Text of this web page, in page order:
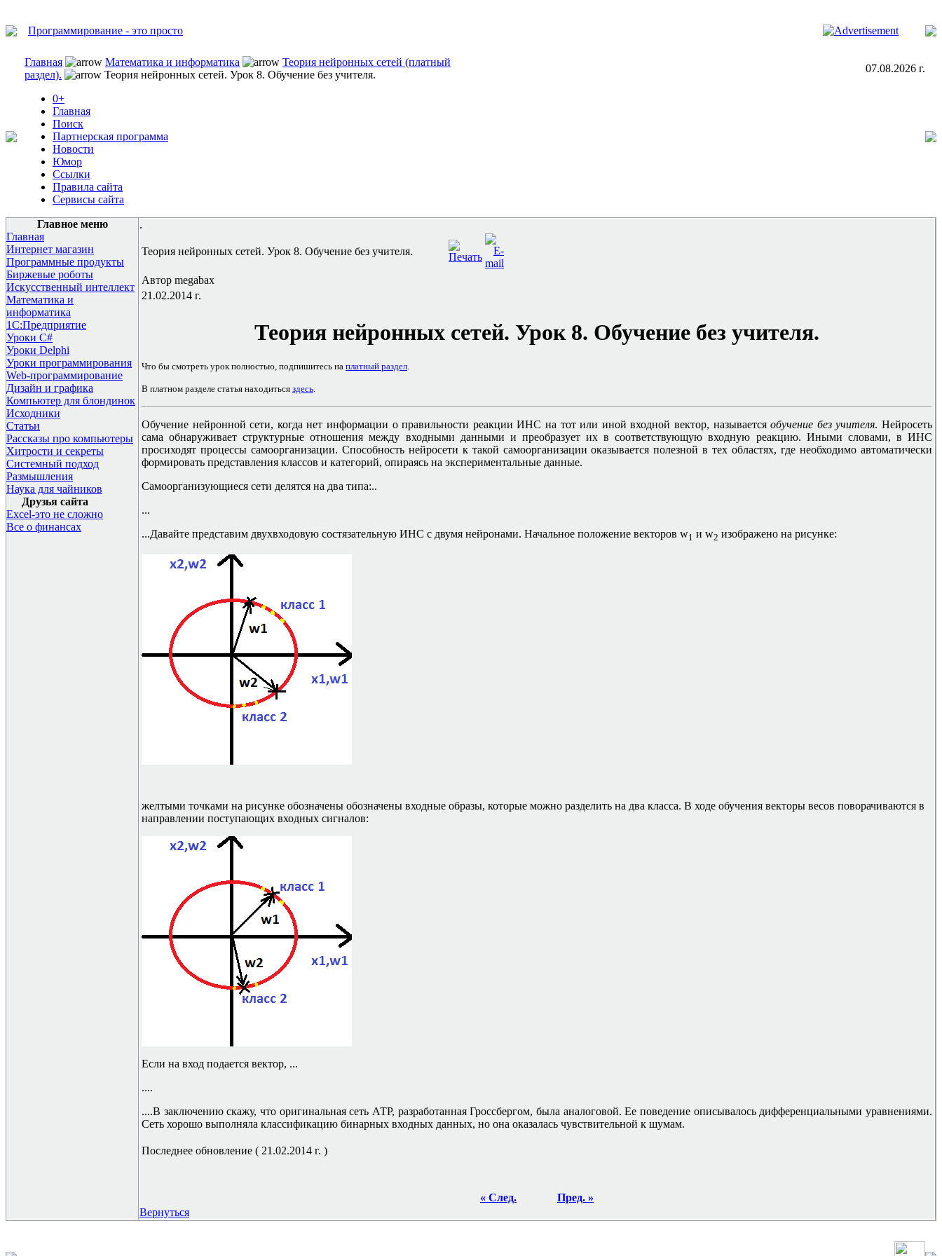
Программирование - это просто
Главная Математика и информатика
Теория нейронных сетей (платный
раздел).
Теория нейронных сетей. Урок 8. Обучение без учителя.
07.08.2026 г.
0+
Главная
Поиск
Партнерская программа
Новости
Юмор
Ссылки
Правила сайта
Сервисы сайта
Главное меню
Главная
Интернет магазин
Программные продукты
Биржевые роботы
Искусственный интеллект
Математика и
информатика
1С:Предприятие
Уроки C#
Уроки Delphi
Уроки программирования
Web-программирование
Дизайн и графика
Компьютер для блондинок
Исходники
Статьи
Рассказы про компьютеры
Хитрости и секреты
Системный подход
Размышления
Наука для чайников
Друзья сайта
Excel-это не сложно
Все о финансах
.
Теория нейронных сетей. Урок 8. Обучение без учителя.
Автор megabax
21.02.2014 г.
Теория нейронных сетей. Урок 8. Обучение без учителя.
Что бы смотреть урок полностью, подпишитесь на платный раздел
В платном разделе статья находиться здесь
Обучение нейронной сети, когда нет информации о правильности реакции ИНС на тот или иной входной вектор, называетсяобучение без учителя. Нейросеть
сама обнаруживает структурные отношения между входными данными и преобразует их в соответствующую входную реакцию. Иными словами, в ИНС
просиходят процессы самоорганизации. Способность нейросети к такой самоорганизации оказывается полезной в тех областях, где необходимо автоматически
формировать представления классов и категорий, опираясь на экспериментальные данные.
Самоорганизующиеся сети делятся на два типа:..
...
...Давайте представим двухвходовую состязательную ИНС с двумя нейронами. Начальное положение векторов w1 и w2 изображено на рисунке:
желтыми точками на рисунке обозначены обозначены входные образы, которые можно разделить на два класса. В ходе обучения векторы весов поворачиваются в
направлении поступающих входных сигналов:
Если на вход подается вектор, ...
....
....В заключению скажу, что оригинальная сеть АТР, разработанная Гроссбергом, была аналоговой. Ее поведение описывалось дифференциальными уравнениями.
Сеть хорошо выполняла классификацию бинарных входных данных, но она оказалась чувствительной к шумам.
Последнее обновление ( 21.02.2014 г. )
« След.
Пред. »
Вернуться